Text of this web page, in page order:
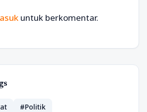
untuk berkomentar.
#Politik